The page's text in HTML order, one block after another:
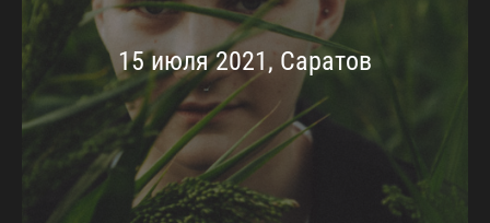
15 июля 2021, Саратов